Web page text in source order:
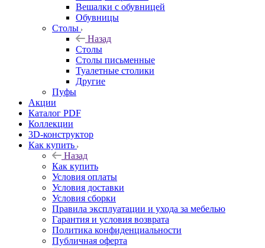
Вешалки с обувницей
Обувницы
Столы
Назад
Столы
Столы письменные
Туалетные столики
Другие
Пуфы
Акции
Каталог PDF
Коллекции
3D-конструктор
Как купить
Назад
Как купить
Условия оплаты
Условия доставки
Условия сборки
Правила эксплуатации и ухода за мебелью
Гарантия и условия возврата
Политика конфиденциальности
Публичная оферта